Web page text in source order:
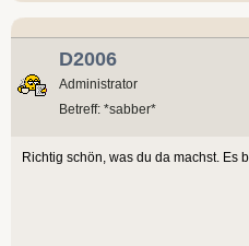
D2006
Administrator
Betreff: *sabber*
Richtig schön, was du da machst. Es